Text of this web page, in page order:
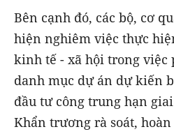
Bên cạnh đó, các bộ, cơ
hiện nghiêm việc thực
kinh tế - xã hội trong việc
danh mục dự án dự kiến
đầu tư công trung hạn giai
Khẩn trương rà soát,